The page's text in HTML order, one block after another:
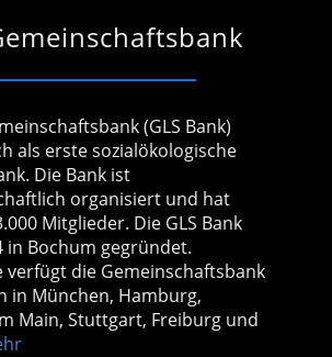
(GLS Bank)
als erste sozialökologische
Die Bank ist
organisiert und hat
Mitglieder. Die GLS Bank
in Bochum gegründet.
verfügt die Gemeinschaftsbank
in München, Hamburg,
Main, Stuttgart, Freiburg und